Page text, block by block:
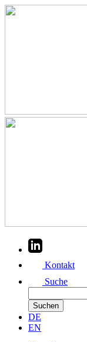
Kontakt
Suche
DE
EN